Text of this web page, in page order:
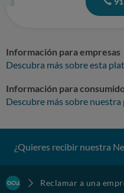
Información para empresas
Descubra más sobre esta
Información para
Descubre más sobre
¿Quieres recibir nuestra
Reclamar a una